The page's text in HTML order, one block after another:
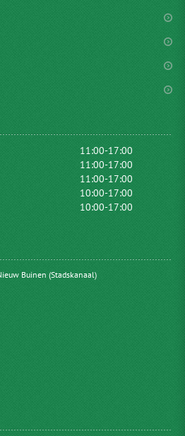
11:00-17:00
11:00-17:00
11:00-17:00
10:00-17:00
10:00-17:00
Buinen (Stadskanaal)